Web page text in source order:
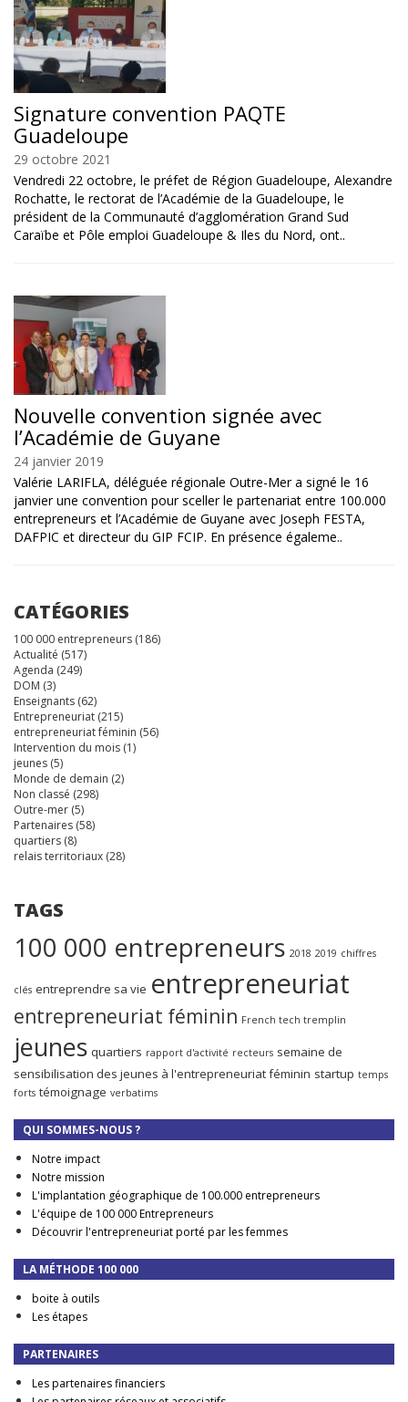
Signature convention PAQTE
Guadeloupe
29 octobre 2021
Vendredi 22 octobre, le préfet de Région Guadeloupe, Alexandre
Rochatte, le rectorat de l’Académie de la Guadeloupe, le
président de la Communauté d’agglomération Grand Sud
Caraïbe et Pôle emploi Guadeloupe & Iles du Nord, ont..
Nouvelle convention signée avec
l’Académie de Guyane
24 janvier 2019
Valérie LARIFLA, déléguée régionale Outre-Mer a signé le 16
janvier une convention pour sceller le partenariat entre 100.000
entrepreneurs et l’Académie de Guyane avec Joseph FESTA,
DAFPIC et directeur du GIP FCIP. En présence égaleme..
CATÉGORIES
100 000 entrepreneurs (186)
Actualité (517)
Agenda (249)
DOM (3)
Enseignants (62)
Entrepreneuriat (215)
entrepreneuriat féminin (56)
Intervention du mois (1)
jeunes (5)
Monde de demain (2)
Non classé (298)
Outre-mer (5)
Partenaires (58)
quartiers (8)
relais territoriaux (28)
TAGS
100 000 entrepreneurs 2018 2019 chiffres
clés entreprendre sa vie entrepreneuriat
entrepreneuriat féminin French tech tremplin
jeunes quartiers rapport d'activité recteurs semaine de
sensibilisation des jeunes à l'entrepreneuriat féminin startup temps
forts témoignage verbatims
QUI SOMMES-NOUS ?
Notre impact
Notre mission
L'implantation géographique de 100.000 entrepreneurs
L'équipe de 100 000 Entrepreneurs
Découvrir l'entrepreneuriat porté par les femmes
LA MÉTHODE 100 000
boite à outils
Les étapes
PARTENAIRES
Les partenaires financiers